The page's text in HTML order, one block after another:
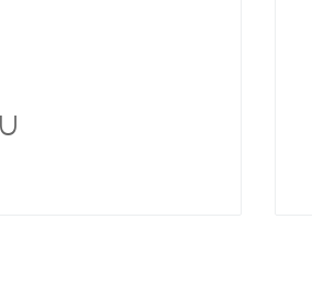
procesar datos a gran
notificaciones vía correo
...